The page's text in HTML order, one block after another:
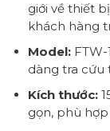
giới về thiết
khách hàng
Model:FTW-
dàng tra cứu
Kích thước:
gọn, phù